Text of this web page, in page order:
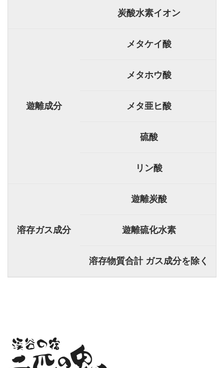
炭酸水素イオン
遊離成分
メタケイ酸
メタホウ酸
メタ亜ヒ酸
硫酸
リン酸
溶存ガス成分
遊離炭酸
遊離硫化水素
溶存物質合計 ガス成分を除く